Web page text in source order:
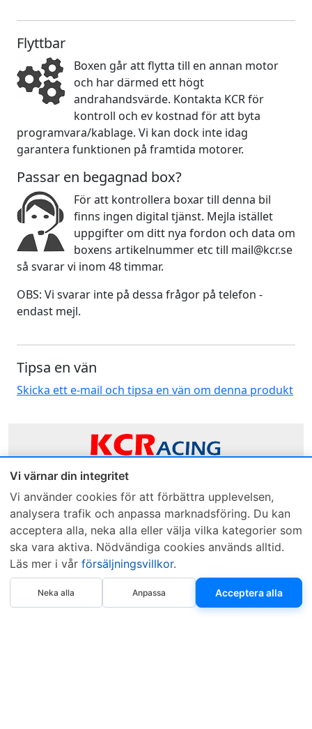
Vi värnar din integritet
Vi använder cookies för att förbättra upplevelsen,
analysera trafik och anpassa marknadsföring. Du kan
acceptera alla, neka alla eller välja vilka kategorier som
ska vara aktiva. Nödvändiga cookies används alltid.
Läs mer i vår försäljningsvillkor.
Neka alla Anpassa Acceptera alla
Köp nu
Flyttbar
Boxen går att flytta till en annan motor
och har därmed ett högt
andrahandsvärde. Kontakta KCR för
kontroll och ev kostnad för att byta
programvara/kablage. Vi kan dock inte idag
garantera funktionen på framtida motorer.
Passar en begagnad box?
För att kontrollera boxar till denna bil
finns ingen digital tjänst. Mejla istället
uppgifter om ditt nya fordon och data om
boxens artikelnummer etc till mail@kcr.se
så svarar vi inom 48 timmar.
OBS: Vi svarar inte på dessa frågor på telefon -
endast mejl.
Tipsa en vän
Skicka ett e-mail och tipsa en vän om denna produkt
Sveriges mest sålda dieselbox
Kontakta KCR
Om KCR/Garantier
Teknik / Begagnad box
Återförsäljare
Sök KCR-box
Försäljningsvillkor
Telefon
0515-801 50
Öppettider
Mån-Tor 8:00-16:30
Fredag 8:00-11:30